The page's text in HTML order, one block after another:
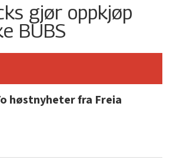
gjør oppkjøp
BUBS
høstnyheter fra Freia